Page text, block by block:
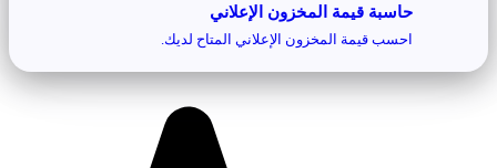
حاسبة قيمة المخزون الإعلاني
احسب قيمة المخزون الإعلاني المتاح لديك.